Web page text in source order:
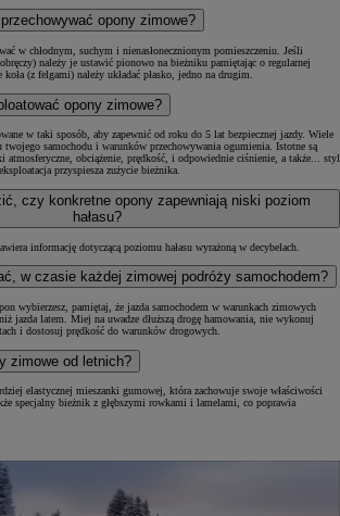
opony zimowe?
w chłodnym, suchym i nienasłonecznionym pomieszczeniu. Jeśli
należy je ustawić pionowo na bieżniku pamiętając o regularnej
(z felgami) należy układać płasko, jedno na drugim.
opony zimowe?
w taki sposób, aby zapewnić od roku do 5 lat bezpiecznej jazdy. Wiele
twojego samochodu i warunków przechowywania ogumienia. Istotne są
obciążenie, prędkość, i odpowiednie ciśnienie, a także... styl
przyspiesza zużycie bieżnika.
czy konkretne opony zapewniają niski poziom
hałasu?
informację dotyczącą poziomu hałasu wyrażoną w decybelach.
w czasie każdej zimowej podróży samochodem?
wybierzesz, pamiętaj, że jazda samochodem w warunkach zimowych
jazda latem. Miej na uwadze dłuższą drogę hamowania, nie wykonuj
i dostosuj prędkość do warunków drogowych.
zimowe od letnich?
elastycznej mieszanki gumowej, która zachowuje swoje właściwości
specjalny bieżnik z głębszymi rowkami i lamelami, co poprawia